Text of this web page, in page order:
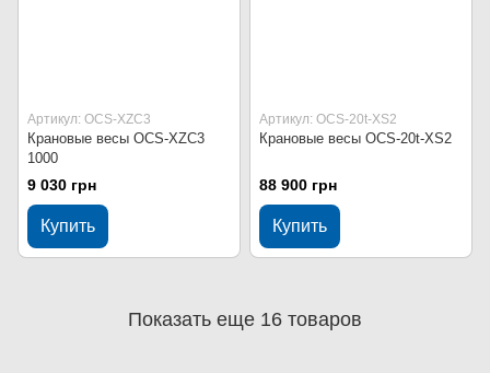
Артикул: OCS-XZC3
Крановые весы OCS-XZC3
1000
9 030 грн
Купить
Артикул: OCS-20t-XS2
Крановые весы OCS-20t-XS2
88 900 грн
Купить
Показать еще 16 товаров